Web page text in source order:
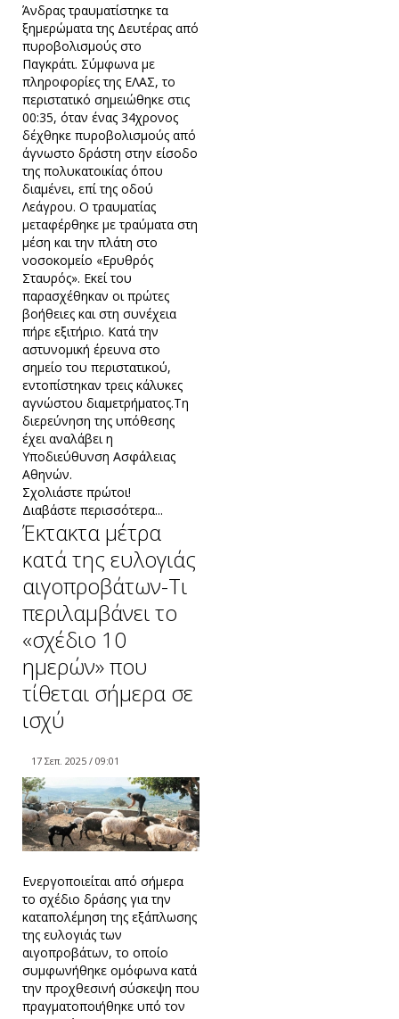
Άνδρας τραυματίστηκε τα
ξημερώματα της Δευτέρας από
πυροβολισμούς στο
Παγκράτι. Σύμφωνα με
πληροφορίες της ΕΛΑΣ, το
περιστατικό σημειώθηκε στις
00:35, όταν ένας 34χρονος
δέχθηκε πυροβολισμούς από
άγνωστο δράστη στην είσοδο
της πολυκατοικίας όπου
διαμένει, επί της οδού
Λεάγρου. Ο τραυματίας
μεταφέρθηκε με τραύματα στη
μέση και την πλάτη στο
νοσοκομείο «Ερυθρός
Σταυρός». Εκεί του
παρασχέθηκαν οι πρώτες
βοήθειες και στη συνέχεια
πήρε εξιτήριο. Κατά την
αστυνομική έρευνα στο
σημείο του περιστατικού,
εντοπίστηκαν τρεις κάλυκες
αγνώστου διαμετρήματος.Τη
διερεύνηση της υπόθεσης
έχει αναλάβει η
Υποδιεύθυνση Ασφάλειας
Αθηνών.
Σχολιάστε πρώτοι!
Διαβάστε περισσότερα...
Έκτακτα μέτρα
κατά της ευλογιάς
αιγοπροβάτων-Τι
περιλαμβάνει το
«σχέδιο 10
ημερών» που
τίθεται σήμερα σε
ισχύ
17 Σεπ. 2025 / 09:01
Ενεργοποιείται από σήμερα
το σχέδιο δράσης για την
καταπολέμηση της εξάπλωσης
της ευλογιάς των
αιγοπροβάτων, το οποίο
συμφωνήθηκε ομόφωνα κατά
την προχθεσινή σύσκεψη που
πραγματοποιήθηκε υπό τον